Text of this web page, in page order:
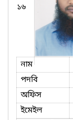
১৬
নাম
পদবি
অফিস
ইমেইল